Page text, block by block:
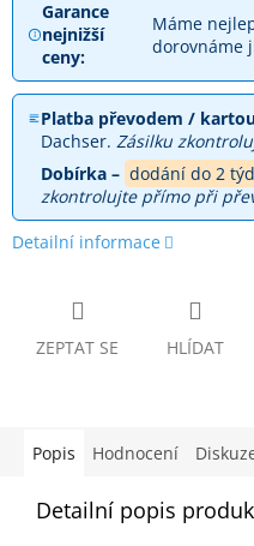
Garance
nejnižší
ceny:
Máme
dorovnáme
Platba převodem /
Dachser. Zásilku
Dobírka – dodání do 2
zkontrolujte přímo při
Detailní informace
ZEPTAT SE HLÍDAT
Popis Hodnocení
Detailní popis